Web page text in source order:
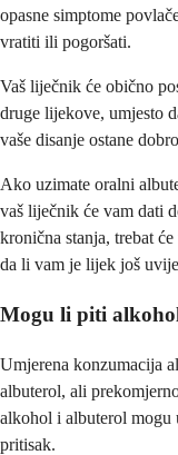
opasne simptome
vratiti ili pogoršati.
Vaš liječnik će obično
druge lijekove, umjesto
vaše disanje ostane
Ako uzimate oralni
vaš liječnik će vam dati
kronična stanja, trebat
da li vam je lijek još
Mogu li piti
Umjerena konzumacija
albuterol, ali
alkohol i albuterol mogu
pritisak.